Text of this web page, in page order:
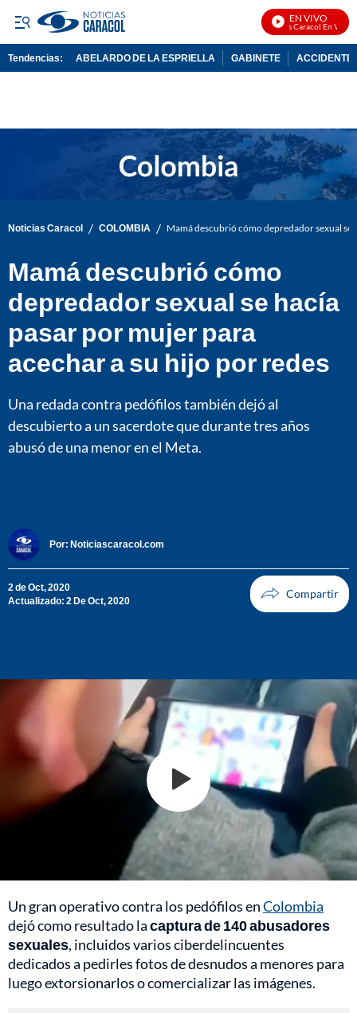
EN VIVO
Noticias Caracol En Vivo
Tendencias: ABELARDO DE LA ESPRIELLA GABINETE ACCIDENTE
Noticias Caracol / COLOMBIA / Mamá descubrió cómo depredador sexual
Mamá descubrió cómo
depredador sexual se hacía
pasar por mujer para
acechar a su hijo por redes
Una redada contra pedófilos también dejó al
descubierto a un sacerdote que durante tres años
abusó de una menor en el Meta.
Por: Noticiascaracol.com
2 de Oct, 2020
Actualizado: 2 De Oct, 2020
Un gran operativo contra los pedófilos enColombia
dejó como resultado lacaptura de 140 abusadores
sexuales, incluidos varios ciberdelincuentes
dedicados a pedirles fotos de desnudos a menores para
luego extorsionarlos o comercializar las imágenes.